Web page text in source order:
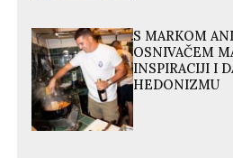
S MARKOM
OSNIVAČEM
INSPIRACIJI I
HEDONIZMU